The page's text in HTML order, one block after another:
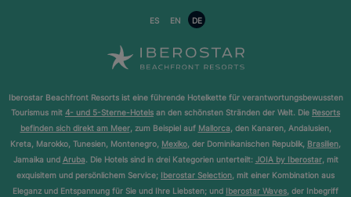
ES EN DE
Iberostar Beachfront Resorts ist eine führende Hotelkette für verantwortungsbewussten
Tourismus mit 4- und 5-Sterne-Hotels an den schönsten Stränden der Welt. Die Resorts
befinden sich direkt am Meer, zum Beispiel auf Mallorca, den Kanaren, Andalusien,
Kreta, Marokko, Tunesien, Montenegro, Mexiko, der Dominikanischen Republik, Brasilien,
Jamaika und Aruba. Die Hotels sind in drei Kategorien unterteilt: JOIA by Iberostar, mit
exquisitem und persönlichem Service; Iberostar Selection, mit einer Kombination aus
Eleganz und Entspannung für Sie und Ihre Liebsten; und Iberostar Waves, der Inbegriff